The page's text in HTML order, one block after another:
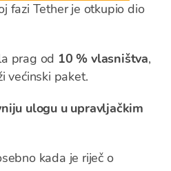
fazi Tether je otkupio dio
prag od 10 % vlasništva,
većinski paket.
ulogu u upravljačkim
kada je riječ o